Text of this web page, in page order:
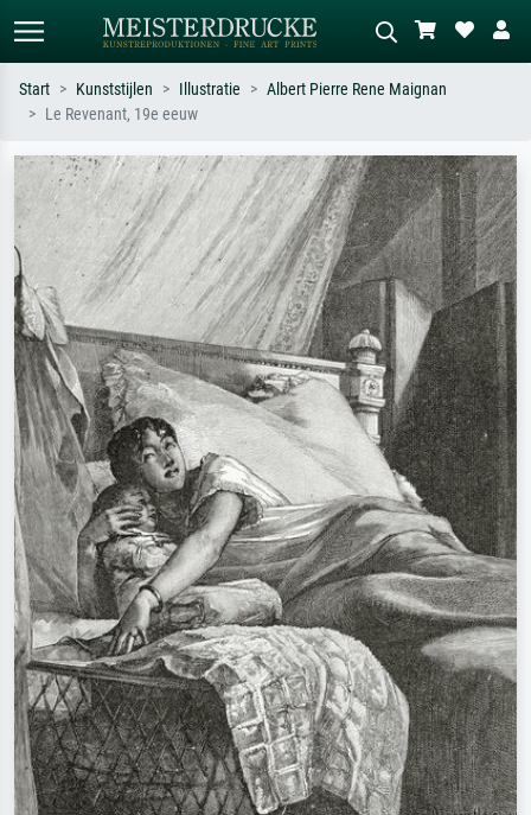
Zoek op kunstenaar, titel of stijl – bijv.
Monet, Sterrennacht, impressionisme,
Hokusai-golf, naakt.
Beschrijf de scène – bijv. groene
weide, abstract met veel rood, donker
olieverfschilderij, staand naakt naast
een boom.
Start Kunststijlen Illustratie
Albert Pierre Rene Maignan
Le Revenant, 19e eeuw